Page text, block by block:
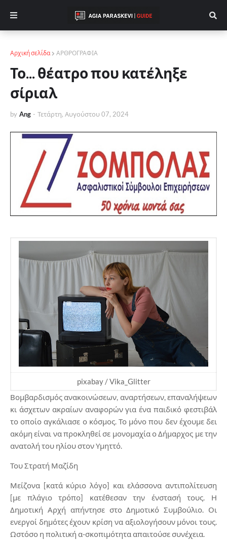
Αρχική σελίδα ΑΡΘΡΟΓΡΑΦΙΑ
Το... θέατρο που κατέληξε
σίριαλ
by Ang - Τετάρτη, Αυγούστου 07, 2024
pixabay / Vika_Glitter
Βομβαρδισμός ανακοινώσεων, αναρτήσεων, επαναλήψεων
κι άσχετων ακραίων αναφορών για ένα παιδικό φεστιβάλ
το οποίο αγκάλιασε ο κόσμος. Το μόνο που δεν έχουμε δει
ακόμη είναι να προκληθεί σε μονομαχία ο Δήμαρχος με την
ανατολή του ηλίου στον Υμηττό.
Του Στρατή Μαζίδη
Μείζονα [κατά κύριο λόγο] και ελάσσονα αντιπολίτευση
[με πλάγιο τρόπο] κατέθεσαν την ένστασή τους. Η
Δημοτική Αρχή απήντησε στο Δημοτικό Συμβούλιο. Οι
ενεργοί δημότες έχουν κρίση να αξιολογήσουν μόνοι τους.
Ωστόσο η πολιτική α-σκοπιμότητα απαιτούσε συνέχεια.